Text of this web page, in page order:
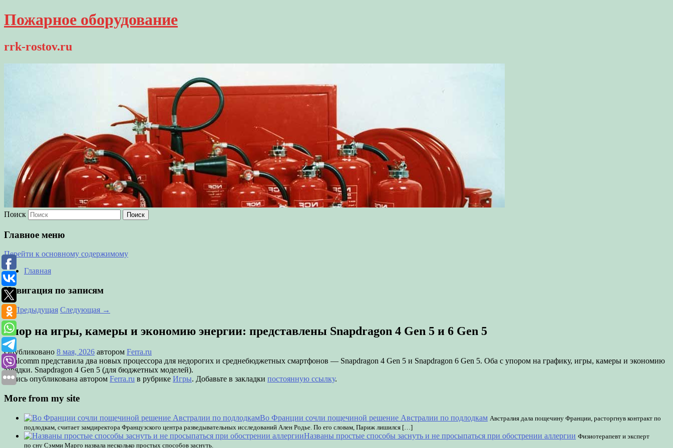
Пожарное оборудование
rrk-rostov.ru
Поиск
Главное меню
Перейти к основному содержимому
Главная
Навигация по записям
←Предыдущая Следующая →
Упор на игры, камеры и экономию энергии: представлены Snapdragon 4 Gen 5 и 6 Gen 5
Опубликовано 8 мая, 2026 автором Ferra.ru
Qualcomm представила два новых процессора для недорогих и среднебюджетных смартфонов — Snapdragon 4 Gen 5 и Snapdragon 6 Gen 5. Оба с упором на графику, игры, камеры и экономию
зарядки. Snapdragon 4 Gen 5 (для бюджетных моделей).
Запись опубликована автором Ferra.ru в рубрике Игры. Добавьте в закладки постоянную ссылку.
More from my site
Во Франции сочли пощечиной решение Австралии по подлодкам Австралия дала пощечину Франции, расторгнув контракт по
подлодкам, считает замдиректора Французского центра разведывательных исследований Ален Родье. По его словам, Париж лишился […]
Названы простые способы заснуть и не просыпаться при обострении аллергии Физиотерапевт и эксперт
по сну Сэмми Марго назвала несколько простых способов заснуть.